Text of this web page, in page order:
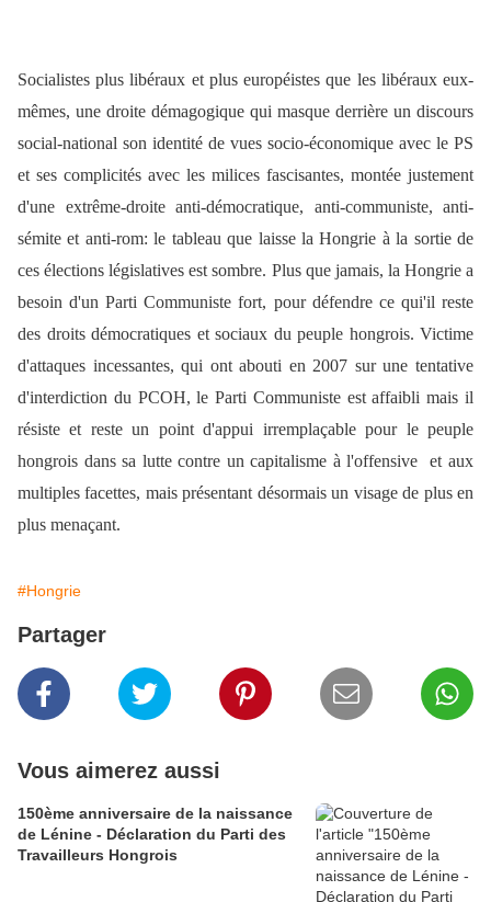
Socialistes plus libéraux et plus européistes que les libéraux eux-
mêmes, une droite démagogique qui masque derrière un discours
social-national son identité de vues socio-économique avec le PS
et ses complicités avec les milices fascisantes, montée justement
d'une extrême-droite anti-démocratique, anti-communiste, anti-
sémite et anti-rom: le tableau que laisse la Hongrie à la sortie de
ces élections législatives est sombre. Plus que jamais, la Hongrie a
besoin d'un Parti Communiste fort, pour défendre ce qui'il reste
des droits démocratiques et sociaux du peuple hongrois. Victime
d'attaques incessantes, qui ont abouti en 2007 sur une tentative
d'interdiction du PCOH, le Parti Communiste est affaibli mais il
résiste et reste un point d'appui irremplaçable pour le peuple
hongrois dans sa lutte contre un capitalisme à l'offensive et aux
multiples facettes, mais présentant désormais un visage de plus en
plus menaçant.
#Hongrie
Partager
Vous aimerez aussi
150ème anniversaire de la naissance
de Lénine - Déclaration du Parti des
Travailleurs Hongrois